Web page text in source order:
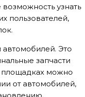
узнать
пользователей,
Это
запчасти
можно
от автомобилей,